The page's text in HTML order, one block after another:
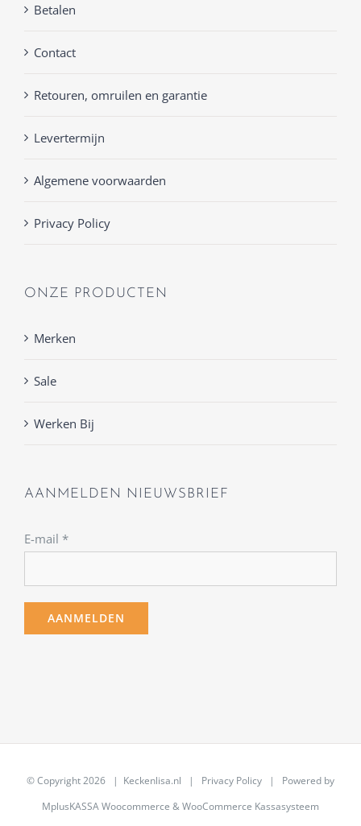
Betalen
Contact
Retouren, omruilen en garantie
Levertermijn
Algemene voorwaarden
Privacy Policy
ONZE PRODUCTEN
Merken
Sale
Werken Bij
AANMELDEN NIEUWSBRIEF
E-mail *
© Copyright2026 | Keckenlisa.nl | Privacy Policy | Powered by
MplusKASSA Woocommerce &WooCommerce Kassasysteem